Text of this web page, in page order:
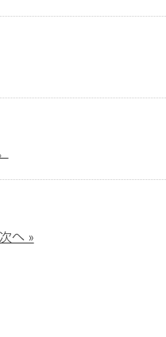
次へ »